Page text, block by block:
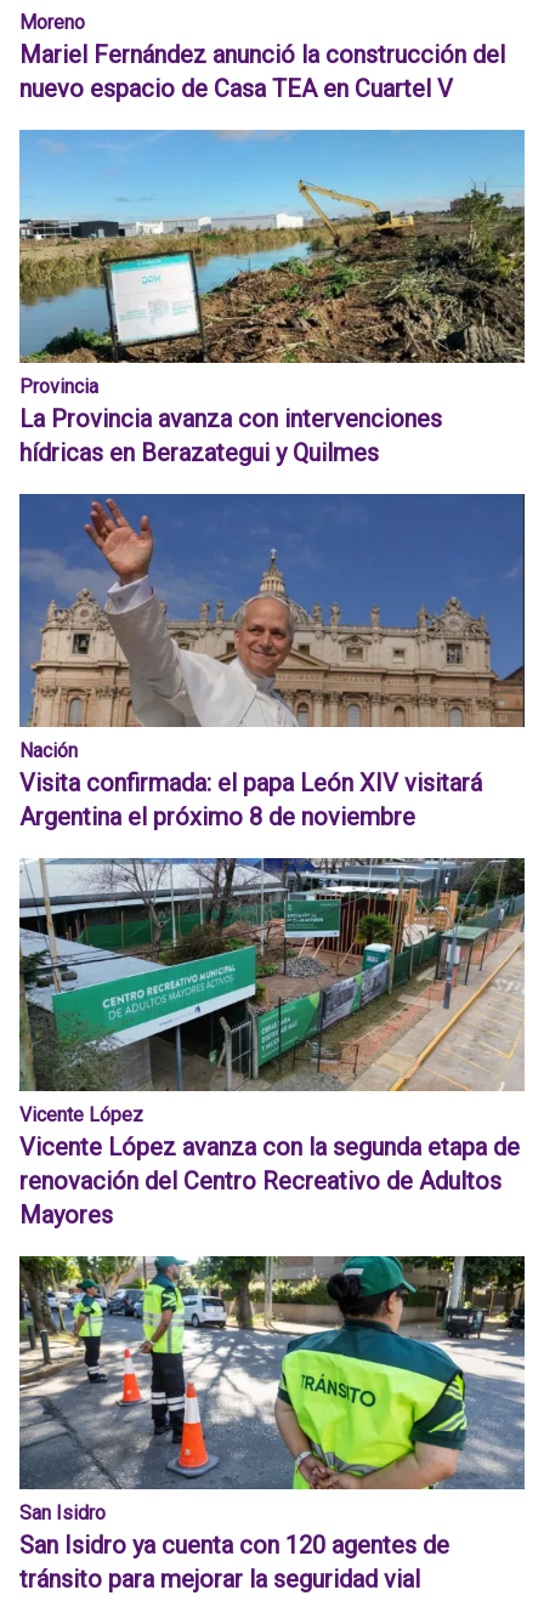
Moreno
Mariel Fernández anunció la construcción del
nuevo espacio de Casa TEA en Cuartel V
Provincia
La Provincia avanza con intervenciones
hídricas en Berazategui y Quilmes
Nación
Visita confirmada: el papa León XIV visitará
Argentina el próximo 8 de noviembre
Vicente López
Vicente López avanza con la segunda etapa de
renovación del Centro Recreativo de Adultos
Mayores
San Isidro
San Isidro ya cuenta con 120 agentes de
tránsito para mejorar la seguridad vial